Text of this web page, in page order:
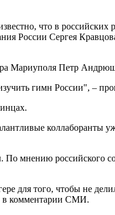
что в российских
России Сергея
Мариуполя Петр
гимн России", –
коллаборанты
мнению российского
для того, чтобы не
в комментарии СМИ.